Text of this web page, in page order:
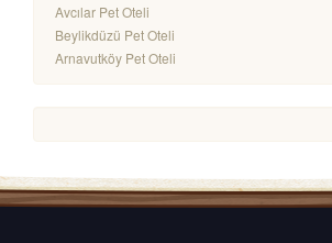
Avcılar Pet Oteli
Beylikdüzü Pet Oteli
Arnavutköy Pet Oteli